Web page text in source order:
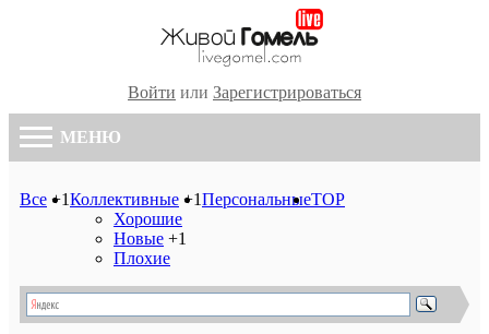
Войти или Зарегистрироваться
МЕНЮ
Все +1Коллективные +1
Хорошие
Новые +1
Плохие
ПерсональныеTOP